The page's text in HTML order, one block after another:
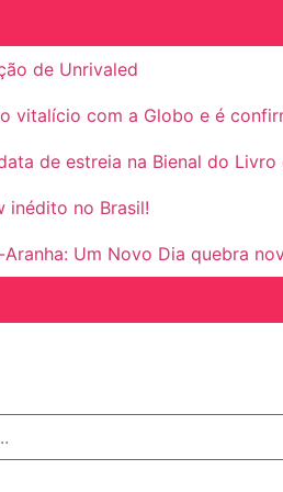
de Unrivaled
vitalício com a Globo e é
de estreia na Bienal do Livro
inédito no Brasil!
Um Novo Dia quebra